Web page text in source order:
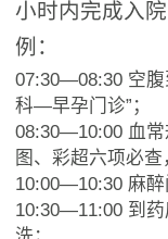
小时内完成入
例：
07:30—08:30 空腹
科—早孕门诊”；
08:30—10:00 血常
图、彩超六项必查
10:00—10:30 麻醉
10:30—11:00 到